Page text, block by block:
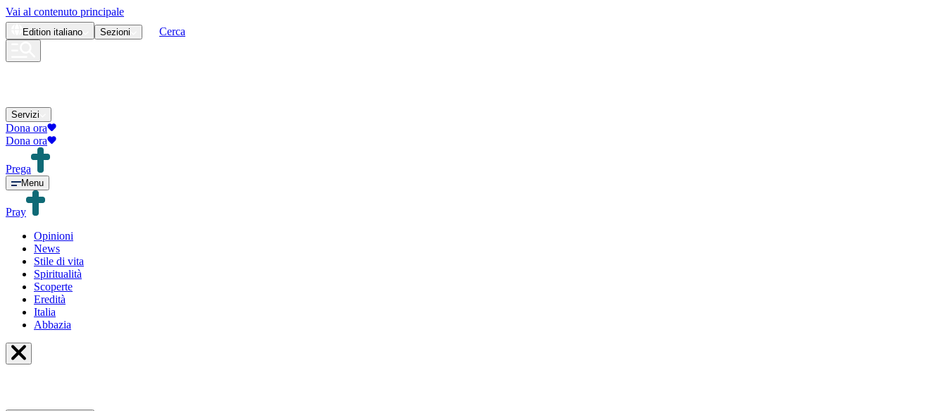
Vai al contenuto principale
Edition italiano Sezioni Cerca
Servizi
Dona ora
Dona ora
Prega
Menu
Pray
Opinioni
News
Stile di vita
Spiritualità
Scoperte
Eredità
Italia
Abbazia